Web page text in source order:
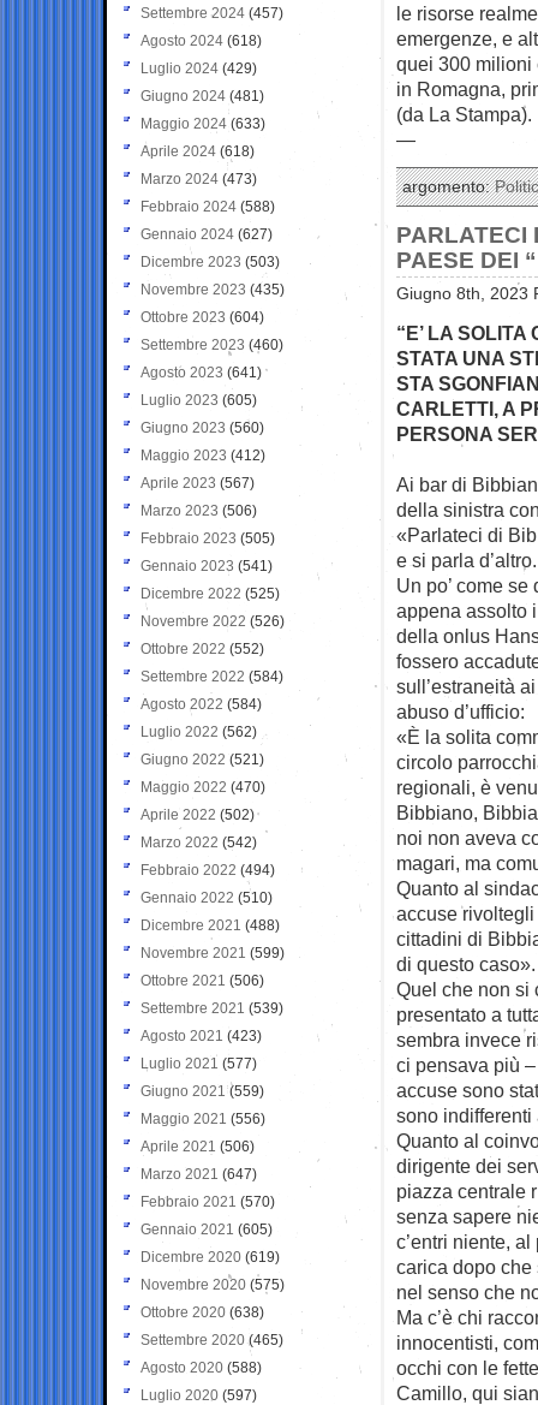
le risorse
emergenze, e
quei 300 milioni
in Romagna,
(da La Stampa).
—
argomento:
PARLATECI
PAESE DEI
Giugno 8th, 2023
“E’ LA SOLITA
STATA UNA
STA
CARLETTI, A
PERSONA
Ai bar di
della sinistra
«Parlateci di
e si parla d’altro.
Un po’ come
appena assolto
della onlus
fossero
sull’estraneità
abuso d’ufficio:
«È la solita
circolo
regionali, è
Bibbiano,
noi non aveva
magari, ma
Quanto al
accuse
cittadini di
di questo caso».
Quel che non si
presentato a
sembra invece
ci pensava più
accuse sono
sono indifferenti
Quanto al
dirigente dei
piazza centrale
senza sapere
c’entri niente,
carica dopo che
nel senso che
Ma c’è chi
innocentisti,
occhi con le
Camillo, qui
Settembre 2024 (457)
Agosto 2024 (618)
Luglio 2024 (429)
Giugno 2024 (481)
Maggio 2024 (633)
Aprile 2024 (618)
Marzo 2024 (473)
Febbraio 2024 (588)
Gennaio 2024 (627)
Dicembre 2023 (503)
Novembre 2023 (435)
Ottobre 2023 (604)
Settembre 2023 (460)
Agosto 2023 (641)
Luglio 2023 (605)
Giugno 2023 (560)
Maggio 2023 (412)
Aprile 2023 (567)
Marzo 2023 (506)
Febbraio 2023 (505)
Gennaio 2023 (541)
Dicembre 2022 (525)
Novembre 2022 (526)
Ottobre 2022 (552)
Settembre 2022 (584)
Agosto 2022 (584)
Luglio 2022 (562)
Giugno 2022 (521)
Maggio 2022 (470)
Aprile 2022 (502)
Marzo 2022 (542)
Febbraio 2022 (494)
Gennaio 2022 (510)
Dicembre 2021 (488)
Novembre 2021 (599)
Ottobre 2021 (506)
Settembre 2021 (539)
Agosto 2021 (423)
Luglio 2021 (577)
Giugno 2021(559)
Maggio 2021 (556)
Aprile 2021 (506)
Marzo 2021 (647)
Febbraio 2021 (570)
Gennaio 2021 (605)
Dicembre 2020 (619)
Novembre 2020 (575)
Ottobre 2020 (638)
Settembre 2020(465)
Agosto 2020 (588)
Luglio 2020 (597)